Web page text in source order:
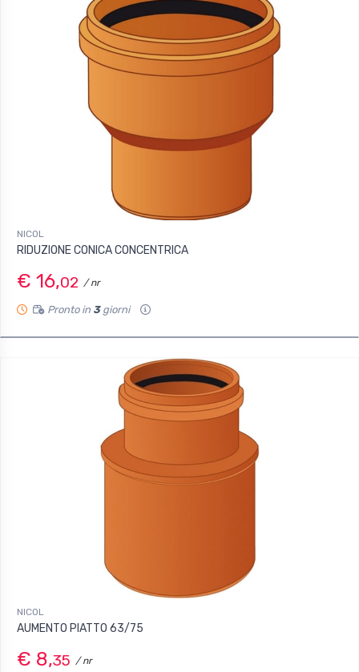
NICOL
RIDUZIONE CONICA CONCENTRICA
€ 16,02 / nr
Pronto in 3giorni
NICOL
AUMENTO PIATTO 63/75
€ 8,35 / nr